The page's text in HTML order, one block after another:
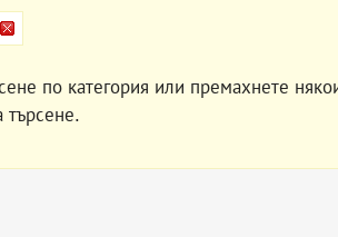
по категория или премахнете
търсене.